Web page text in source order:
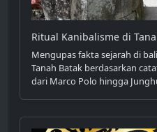
Ritual Kanibalisme di
Mengupas fakta sejarah di
Tanah Batak berdasarkan
dari Marco Polo hingga